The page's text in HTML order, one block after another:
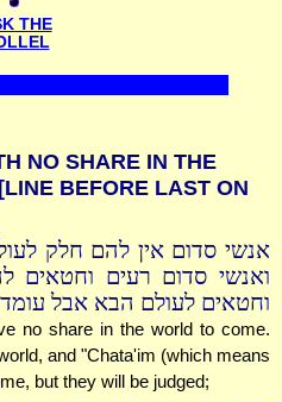
THE
NO SHARE IN THE
[LINE BEFORE LAST ON
אנשי סדום אין להם חלק
ואנשי סדום רעים וחטאים
וחטאים לעולם הבא אבל
no share in the world to come.
and "Chata'im (which means
but they will be judged;